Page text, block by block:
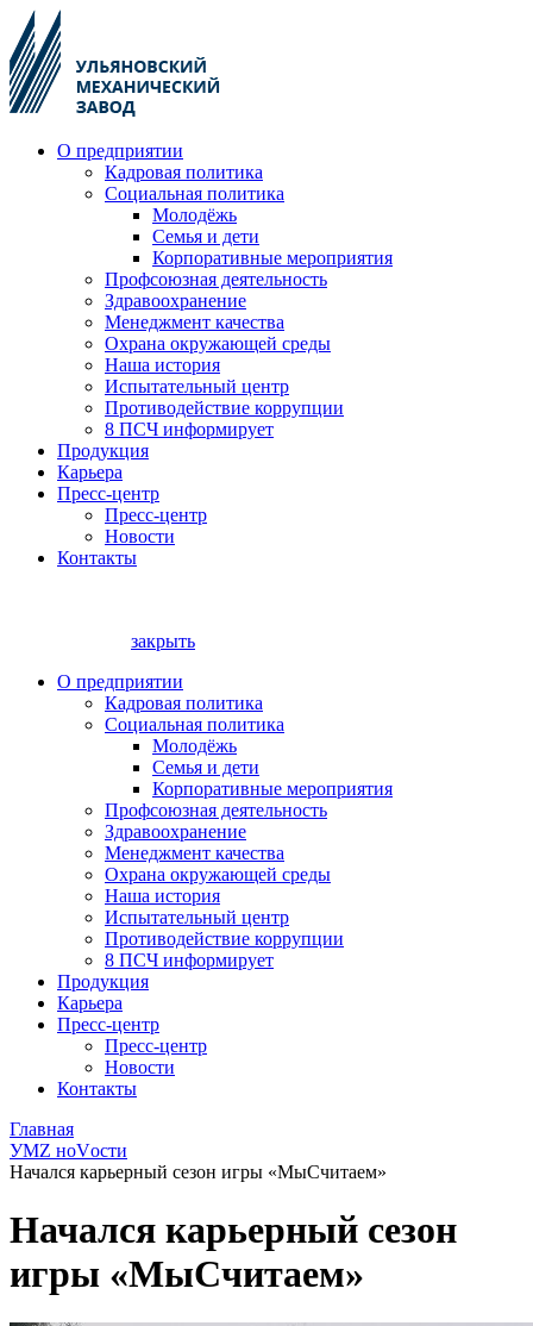
О предприятии
Кадровая политика
Социальная политика
Молодёжь
Семья и дети
Корпоративные мероприятия
Профсоюзная деятельность
Здравоохранение
Менеджмент качества
Охрана окружающей среды
Наша история
Испытательный центр
Противодействие коррупции
8 ПСЧ информирует
Продукция
Карьера
Пресс-центр
Пресс-центр
Новости
Контакты
закрыть
О предприятии
Кадровая политика
Социальная политика
Молодёжь
Семья и дети
Корпоративные мероприятия
Профсоюзная деятельность
Здравоохранение
Менеджмент качества
Охрана окружающей среды
Наша история
Испытательный центр
Противодействие коррупции
8 ПСЧ информирует
Продукция
Карьера
Пресс-центр
Пресс-центр
Новости
Контакты
Главная
УМZ ноVости
Начался карьерный сезон игры «МыСчитаем»
Начался карьерный сезон
игры «МыСчитаем»